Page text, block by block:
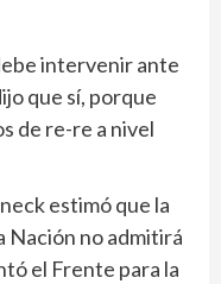
intervenir ante
que sí, porque
de re-re a nivel
estimó que la
Nación no admitirá
el Frente para la